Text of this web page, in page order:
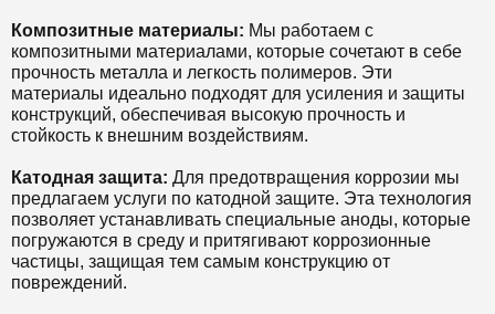
Композитные материалы: Мы работаем с
композитными материалами, которые сочетают в себе
прочность металла и легкость полимеров. Эти
материалы идеально подходят для усиления и защиты
конструкций, обеспечивая высокую прочность и
стойкость к внешним воздействиям.
Катодная защита: Для предотвращения коррозии мы
предлагаем услуги по катодной защите. Эта технология
позволяет устанавливать специальные аноды, которые
погружаются в среду и притягивают коррозионные
частицы, защищая тем самым конструкцию от
повреждений.